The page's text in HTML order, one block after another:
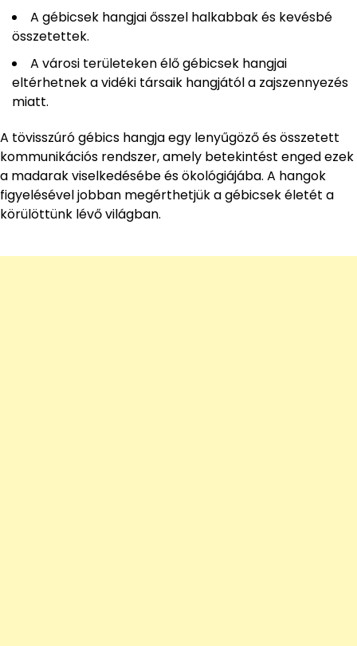
A gébicsek hangjai ősszel halkabbak és kevésbé
összetettek.
A városi területeken élő gébicsek hangjai
eltérhetnek a vidéki társaik hangjától a zajszennyezés
miatt.
A tövisszúró gébics hangja egy lenyűgöző és összetett
kommunikációs rendszer, amely betekintést enged ezek
a madarak viselkedésébe és ökológiájába. A hangok
figyelésével jobban megérthetjük a gébicsek életét a
körülöttünk lévő világban.